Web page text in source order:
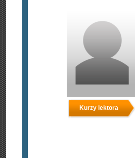
Kurzy lektora